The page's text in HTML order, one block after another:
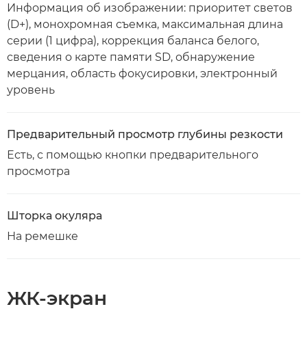
Информация об изображении: приоритет светов
(D+), монохромная съемка, максимальная длина
серии (1 цифра), коррекция баланса белого,
сведения о карте памяти SD, обнаружение
мерцания, область фокусировки, электронный
уровень
Предварительный просмотр глубины резкости
Есть, с помощью кнопки предварительного
просмотра
Шторка окуляра
На ремешке
ЖК-экран